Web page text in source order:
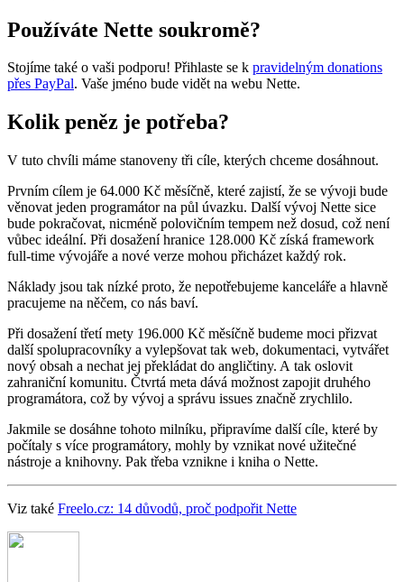
Používáte Nette soukromě?
Stojíme také o vaši podporu! Přihlaste se k pravidelným donations
přes PayPal. Vaše jméno bude vidět na webu Nette.
Kolik peněz je potřeba?
V tuto chvíli máme stanoveny tři cíle, kterých chceme dosáhnout.
Prvním cílem je 64.000 Kč měsíčně, které zajistí, že se vývoji bude
věnovat jeden programátor na půl úvazku. Další vývoj Nette sice
bude pokračovat, nicméně polovičním tempem než dosud, což není
vůbec ideální. Při dosažení hranice 128.000 Kč získá framework
full-time vývojáře a nové verze mohou přicházet každý rok.
Náklady jsou tak nízké proto, že nepotřebujeme kanceláře a hlavně
pracujeme na něčem, co nás baví.
Při dosažení třetí mety 196.000 Kč měsíčně budeme moci přizvat
další spolupracovníky a vylepšovat tak web, dokumentaci, vytvářet
nový obsah a nechat jej překládat do angličtiny. A tak oslovit
zahraniční komunitu. Čtvrtá meta dává možnost zapojit druhého
programátora, což by vývoj a správu issues značně zrychlilo.
Jakmile se dosáhne tohoto milníku, připravíme další cíle, které by
počítaly s více programátory, mohly by vznikat nové užitečné
nástroje a knihovny. Pak třeba vznikne i kniha o Nette.
Viz také Freelo.cz: 14 důvodů, proč podpořit Nette